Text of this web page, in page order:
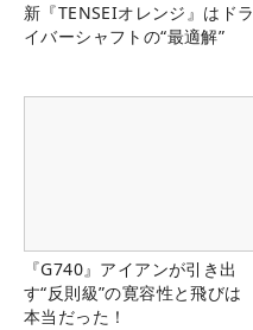
新『TENSEIオレンジ』はドラ
イバーシャフトの“最適解”
『G740』アイアンが引き出
す“反則級”の寛容性と飛びは
本当だった！